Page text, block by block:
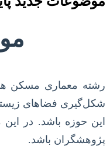
رشته معماری مسکن
شکل‌گیری فضاهای
پژوهشگران باشد.